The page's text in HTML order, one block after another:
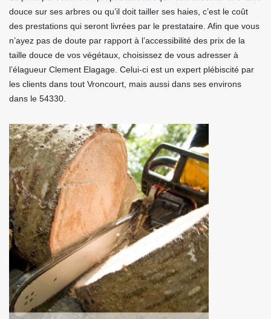
douce sur ses arbres ou qu’il doit tailler ses haies, c’est le coût
des prestations qui seront livrées par le prestataire. Afin que vous
n’ayez pas de doute par rapport à l’accessibilité des prix de la
taille douce de vos végétaux, choisissez de vous adresser à
l’élagueur Clement Elagage. Celui-ci est un expert plébiscité par
les clients dans tout Vroncourt, mais aussi dans ses environs
dans le 54330.